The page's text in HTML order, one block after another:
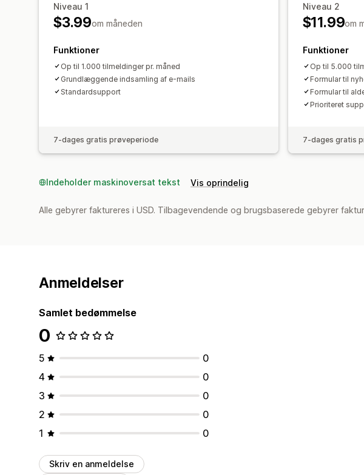
Niveau 1
$3.99om måneden
Funktioner
Op til 1.000 tilmeldinger pr. måned
Grundlæggende indsamling af e-mails
Standardsupport
7-dages gratis prøveperiode
Niveau 2
$11.99om
Funktioner
Op til 5.000
Formular til
Formular til
Prioriteret
7-dages gratis
Indeholder maskinoversat tekst Vis oprindelig
Alle gebyrer faktureres i USD. Tilbagevendende og brugsbaserede gebyrer
Anmeldelser
Samlet bedømmelse
0
5
0
4
0
3
0
2
0
1
0
Skriv en anmeldelse